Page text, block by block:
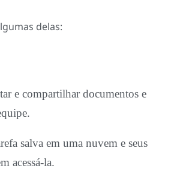
delas:
e compartilhar documentos e
salva em uma nuvem e seus
acessá-la.